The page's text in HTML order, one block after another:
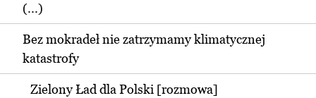
(...)
Bez mokradeł nie zatrzymamy klimatycznej
katastrofy
Zielony Ład dla Polski [rozmowa]